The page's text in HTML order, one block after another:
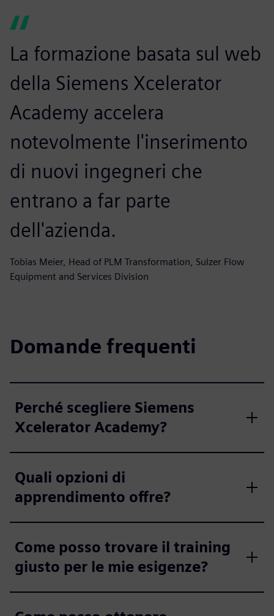
La formazione basata sul web
della Siemens Xcelerator
Academy accelera
notevolmente l'inserimento
di nuovi ingegneri che
entrano a far parte
dell'azienda.
Tobias Meier, Head of PLM Transformation, Sulzer Flow
Equipment and Services Division
Domande frequenti
Perché scegliere Siemens
Xcelerator Academy?
Quali opzioni di
apprendimento offre?
Come posso trovare il training
giusto per le mie esigenze?